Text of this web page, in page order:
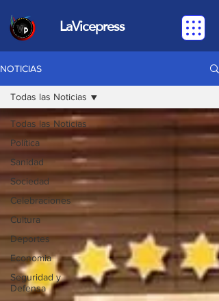
LaVicepress
NOTICIAS
Todas las Noticias
Política
Sanidad
Sociedad
Celebraciones
Cultura
Deportes
Economia
Seguridad y
Defensa
Todas las Noticias